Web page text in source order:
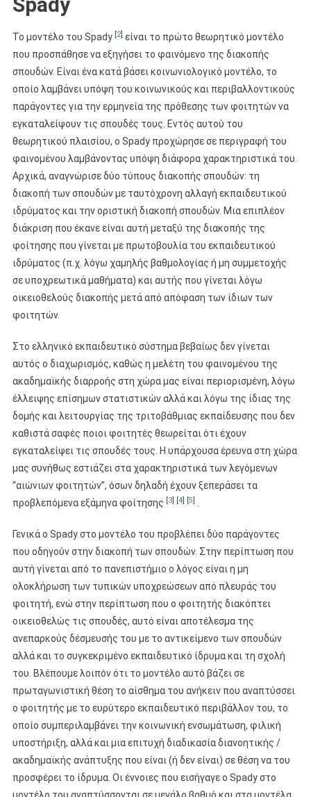
Το μοντέλο του Spady [2] είναι το πρώτο θεωρητικό μοντέλο
που προσπάθησε να εξηγήσει το φαινόμενο της διακοπής
σπουδών. Είναι ένα κατά βάσει κοινωνιολογικό μοντέλο, το
οποίο λαμβάνει υπόψη του κοινωνικούς και περιβαλλοντικούς
παράγοντες για την ερμηνεία της πρόθεσης των φοιτητών να
εγκαταλείψουν τις σπουδές τους. Εντός αυτού του
θεωρητικού πλαισίου, ο Spady προχώρησε σε περιγραφή του
φαινομένου λαμβάνοντας υπόψη διάφορα χαρακτηριστικά του.
Αρχικά, αναγνώρισε δύο τύπους διακοπής σπουδών: τη
διακοπή των σπουδών με ταυτόχρονη αλλαγή εκπαιδευτικού
ιδρύματος και την οριστική διακοπή σπουδών. Μια επιπλέον
διάκριση που έκανε είναι αυτή μεταξύ της διακοπής της
φοίτησης που γίνεται με πρωτοβουλία του εκπαιδευτικού
ιδρύματος (π.χ. λόγω χαμηλής βαθμολογίας ή μη συμμετοχής
σε υποχρεωτικά μαθήματα) και αυτής που γίνεται λόγω
οικειοθελούς διακοπής μετά από απόφαση των ίδιων των
φοιτητών.
Στο ελληνικό εκπαιδευτικό σύστημα βεβαίως δεν γίνεται
αυτός ο διαχωρισμός, καθώς η μελέτη του φαινομένου της
ακαδημαϊκής διαρροής στη χώρα μας είναι περιορισμένη, λόγω
έλλειψης επίσημων στατιστικών αλλά και λόγω της ίδιας της
δομής και λειτουργίας της τριτοβάθμιας εκπαίδευσης που δεν
καθιστά σαφές ποιοι φοιτητές θεωρείται ότι έχουν
εγκαταλείψει τις σπουδές τους. Η υπάρχουσα έρευνα στη χώρα
μας συνήθως εστιάζει στα χαρακτηριστικά των λεγόμενων
“αιώνιων φοιτητών”, όσων δηλαδή έχουν ξεπεράσει τα
προβλεπόμενα εξάμηνα φοίτησης [3] [4] [5] .
Γενικά ο Spady στο μοντέλο του προβλέπει δύο παράγοντες
που οδηγούν στην διακοπή των σπουδών. Στην περίπτωση που
αυτή γίνεται από το πανεπιστήμιο ο λόγος είναι η μη
ολοκλήρωση των τυπικών υποχρεώσεων από πλευράς του
φοιτητή, ενώ στην περίπτωση που ο φοιτητής διακόπτει
οικειοθελώς τις σπουδές, αυτό είναι αποτέλεσμα της
ανεπαρκούς δέσμευσής του με το αντικείμενο των σπουδών
αλλά και το συγκεκριμένο εκπαιδευτικό ίδρυμα και τη σχολή
του. Βλέπουμε λοιπόν ότι το μοντέλο αυτό βάζει σε
πρωταγωνιστική θέση το αίσθημα του ανήκειν που αναπτύσσει
ο φοιτητής με το ευρύτερο εκπαιδευτικό περιβάλλον του, το
οποίο συμπεριλαμβάνει την κοινωνική ενσωμάτωση, φιλική
υποστήριξη, αλλά και μια επιτυχή διαδικασία διανοητικής /
ακαδημαϊκής ανάπτυξης που είναι (ή δεν είναι) σε θέση να του
προσφέρει το ίδρυμα. Οι έννοιες που εισήγαγε ο Spady στο